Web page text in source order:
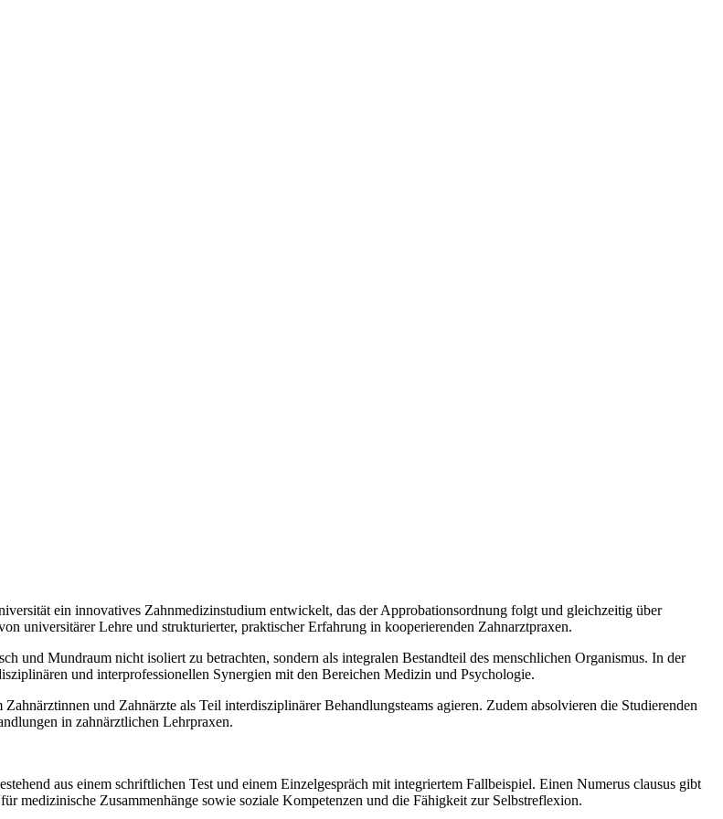
ein innovatives Zahnmedizinstudium entwickelt, das der Approbationsordnung folgt und gleichzeitig über
universitärer Lehre und strukturierter, praktischer Erfahrung in kooperierenden Zahnarztpraxen.
und Mundraum nicht isoliert zu betrachten, sondern als integralen Bestandteil des menschlichen Organismus. In der
und interprofessionellen Synergien mit den Bereichen Medizin und Psychologie.
und Zahnärzte als Teil interdisziplinärer Behandlungsteams agieren. Zudem absolvieren die Studierenden
in zahnärztlichen Lehrpraxen.
aus einem schriftlichen Test und einem Einzelgespräch mit integriertem Fallbeispiel. Einen Numerus clausus gibt
medizinische Zusammenhänge sowie soziale Kompetenzen und die Fähigkeit zur Selbstreflexion.